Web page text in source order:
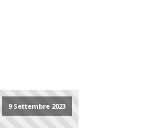
9 Settembre 2023